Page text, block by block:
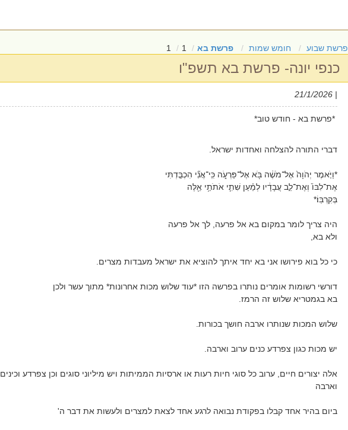
פרשת שבוע חומש שמות פרשת בא 1
1
כנפי יונה- פרשת בא תשפ"ו
| 21/1/2026
*פרשת בא - חודש טוב*
דברי התורה להצלחה ואחדות ישראל.
*וַיֹּ֤אמֶר יְהֹוָה֙ אֶל־מֹשֶׁ֔ה בֹּ֖א אֶל־פַּרְעֹ֑ה כִּֽי־אֲנִ֞י הִכְבַּ֤דְתִּי
אֶת־לִבּוֹ֙ וְאֶת־לֵ֣ב עֲבָדָ֔יו לְמַ֗עַן שִׁתִ֛י אֹתֹתַ֥י אֵ֖לֶּה
בְּקִרְבּֽוֹ׃*
היה צריך לומר במקום בא אל פרעה, לך אל פרעה
ולא בא,
כי כל בוא פירושו אני בא יחד איתך להוציא את ישראל מעבדות מצרים.
דורשי רשומות אומרים נותרו בפרשה הזו *עוד שלוש מכות אחרונות* מתוך עשר ולכן
בא בגמטריא שלוש זה הרמז.
שלוש המכות שנותרו ארבה חושך בכורות.
יש מכות כגון צפרדע כנים ערוב וארבה.
אלה יצורים חיים, ערוב כל סוגי חיות רעות או ארסיות הממיתות ויש מיליוני סוגים וכן צפרדע וכינים
וארבה
ביום בהיר אחד קבלו בפקודת נבואה לרגע אחד לצאת למצרים ולעשות את דבר ה'